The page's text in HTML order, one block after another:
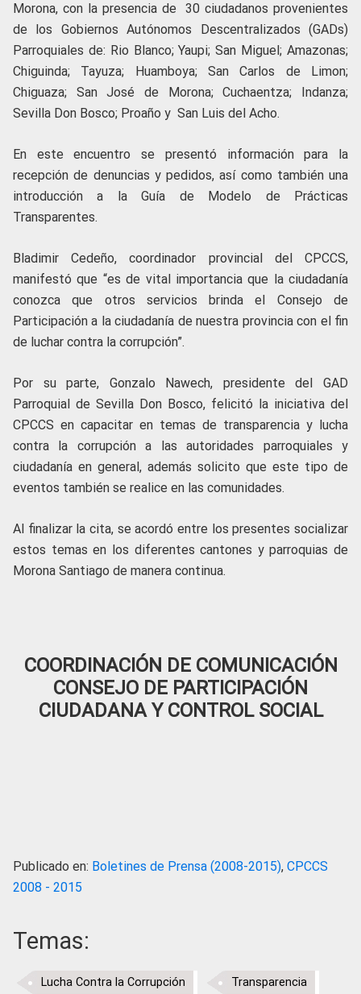
Morona, con la presencia de 30 ciudadanos provenientes
de los Gobiernos Autónomos Descentralizados (GADs)
Parroquiales de: Rio Blanco; Yaupi; San Miguel; Amazonas;
Chiguinda; Tayuza; Huamboya; San Carlos de Limon;
Chiguaza; San José de Morona; Cuchaentza; Indanza;
Sevilla Don Bosco; Proaño y San Luis del Acho.
En este encuentro se presentó información para la
recepción de denuncias y pedidos, así como también una
introducción a la Guía de Modelo de Prácticas
Transparentes.
Bladimir Cedeño, coordinador provincial del CPCCS,
manifestó que “es de vital importancia que la ciudadanía
conozca que otros servicios brinda el Consejo de
Participación a la ciudadanía de nuestra provincia con el fin
de luchar contra la corrupción”.
Por su parte, Gonzalo Nawech, presidente del GAD
Parroquial de Sevilla Don Bosco, felicitó la iniciativa del
CPCCS en capacitar en temas de transparencia y lucha
contra la corrupción a las autoridades parroquiales y
ciudadanía en general, además solicito que este tipo de
eventos también se realice en las comunidades.
Al finalizar la cita, se acordó entre los presentes socializar
estos temas en los diferentes cantones y parroquias de
Morona Santiago de manera continua.
COORDINACIÓN DE COMUNICACIÓN
CONSEJO DE PARTICIPACIÓN
CIUDADANA Y CONTROL SOCIAL
Publicado en: Boletines de Prensa (2008-2015), CPCCS
2008 - 2015
Temas:
Lucha Contra la Corrupción Transparencia